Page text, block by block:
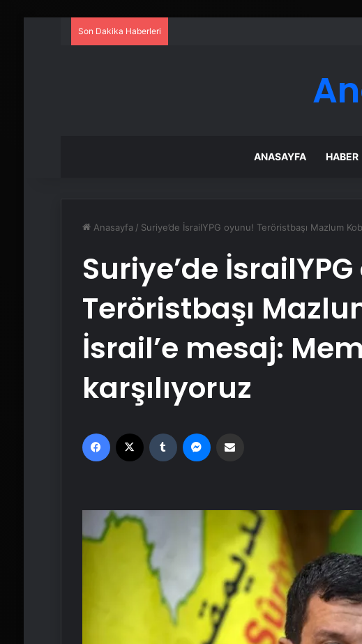
Son Dakika Haberleri
ANASAYFA HABER
Anasayfa / Suriye’de İsrailYPG oyunu! Teröristbaşı Mazlum
Suriye’de
Teröristbaşı
İsrail’e mesaj:
karşılıyoruz
Facebook Tumblr